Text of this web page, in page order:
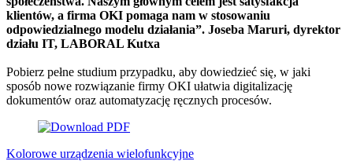
klientów, a firma OKI pomaga nam w stosowaniu
odpowiedzialnego modelu działania”. Joseba Maruri, dyrektor
działu IT, LABORAL Kutxa
Pobierz pełne studium przypadku, aby dowiedzieć się, w jaki
sposób nowe rozwiązanie firmy OKI ułatwia digitalizację
dokumentów oraz automatyzację ręcznych procesów.
Kolorowe urządzenia wielofunkcyjne